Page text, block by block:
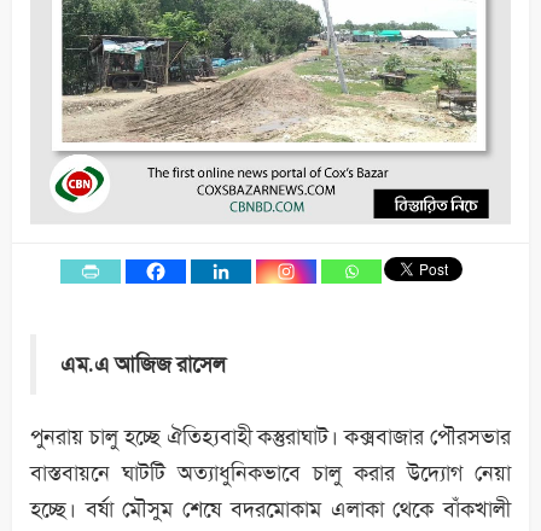
এম.এ আজিজ রাসেল
পুনরায় চালু হচ্ছে ঐতিহ্যবাহী কস্তুরাঘাট। কক্সবাজার পৌরসভার
বাস্তবায়নে ঘাটটি অত্যাধুনিকভাবে চালু করার উদ্যোগ নেয়া
হচ্ছে। বর্ষা মৌসুম শেষে বদরমোকাম এলাকা থেকে বাঁকখালী